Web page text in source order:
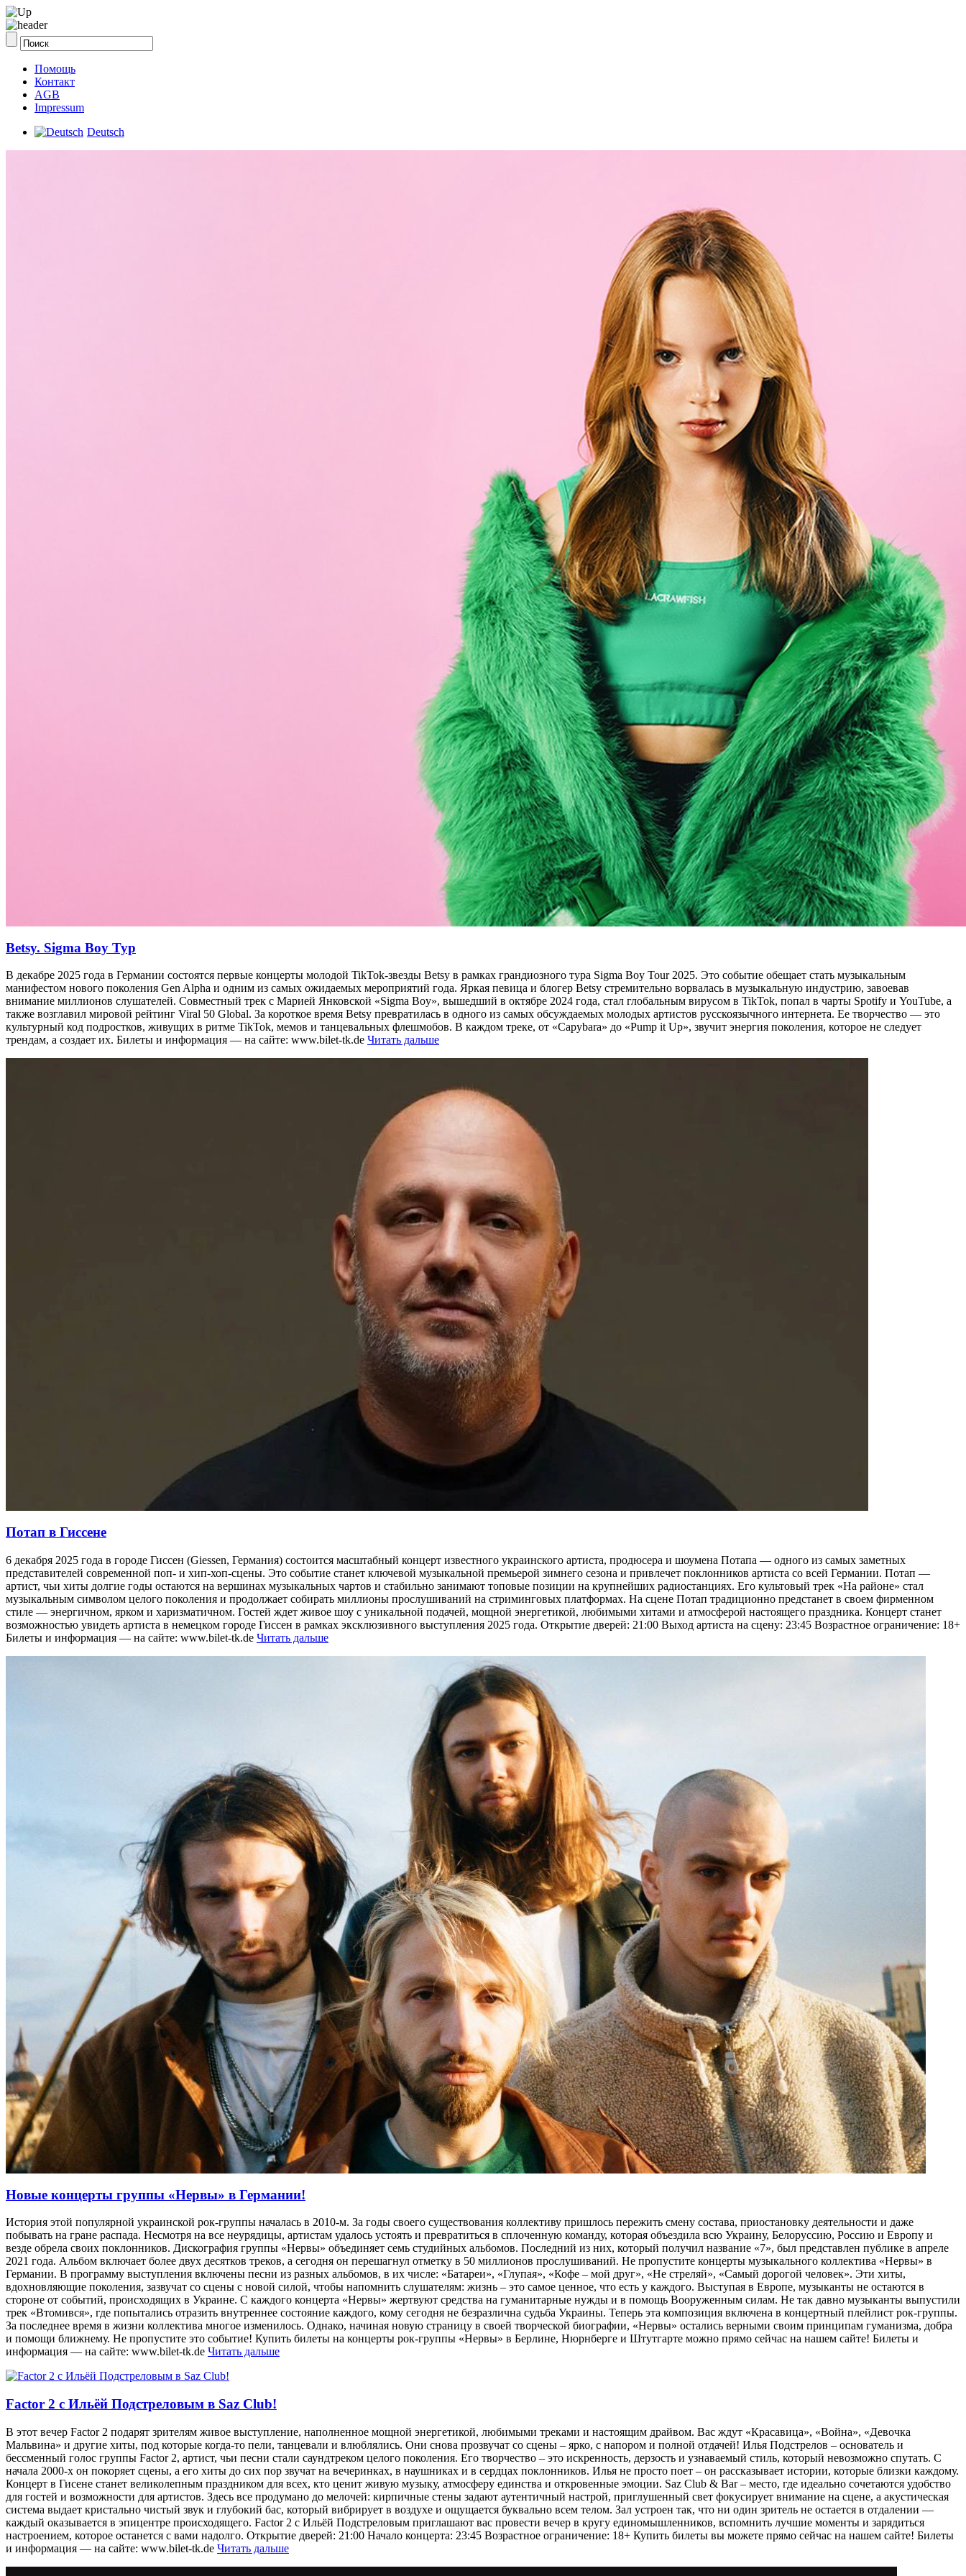
Помощь
Контакт
AGB
Impressum
Deutsch
Betsy. Sigma Boy Тур
В декабре 2025 года в Германии состоятся первые концерты молодой TikTok-звезды Betsy в рамках грандиозного тура Sigma Boy Tour 2025. Это событие обещает стать музыкальным
манифестом нового поколения Gen Alpha и одним из самых ожидаемых мероприятий года. Яркая певица и блогер Betsy стремительно ворвалась в музыкальную индустрию, завоевав
внимание миллионов слушателей. Совместный трек с Марией Янковской «Sigma Boy», вышедший в октябре 2024 года, стал глобальным вирусом в TikTok, попал в чарты Spotify и YouTube, а
также возглавил мировой рейтинг Viral 50 Global. За короткое время Betsy превратилась в одного из самых обсуждаемых молодых артистов русскоязычного интернета. Ее творчество — это
культурный код подростков, живущих в ритме TikTok, мемов и танцевальных флешмобов. В каждом треке, от «Capybara» до «Pump it Up», звучит энергия поколения, которое не следует
трендам, а создает их. Билеты и информация — на сайте: www.bilet-tk.de Читать дальше
Потап в Гиссене
6 декабря 2025 года в городе Гиссен (Giessen, Германия) состоится масштабный концерт известного украинского артиста, продюсера и шоумена Потапа — одного из самых заметных
представителей современной поп- и хип-хоп-сцены. Это событие станет ключевой музыкальной премьерой зимнего сезона и привлечет поклонников артиста со всей Германии. Потап —
артист, чьи хиты долгие годы остаются на вершинах музыкальных чартов и стабильно занимают топовые позиции на крупнейших радиостанциях. Его культовый трек «На районе» стал
музыкальным символом целого поколения и продолжает собирать миллионы прослушиваний на стриминговых платформах. На сцене Потап традиционно предстанет в своем фирменном
стиле — энергичном, ярком и харизматичном. Гостей ждет живое шоу с уникальной подачей, мощной энергетикой, любимыми хитами и атмосферой настоящего праздника. Концерт станет
возможностью увидеть артиста в немецком городе Гиссен в рамках эксклюзивного выступления 2025 года. Открытие дверей: 21:00 Выход артиста на сцену: 23:45 Возрастное ограничение: 18+
Билеты и информация — на сайте: www.bilet-tk.de Читать дальше
Новые концерты группы «Нервы» в Германии!
История этой популярной украинской рок-группы началась в 2010-м. За годы своего существования коллективу пришлось пережить смену состава, приостановку деятельности и даже
побывать на гране распада. Несмотря на все неурядицы, артистам удалось устоять и превратиться в сплоченную команду, которая объездила всю Украину, Белоруссию, Россию и Европу и
везде обрела своих поклонников. Дискография группы «Нервы» объединяет семь студийных альбомов. Последний из них, который получил название «7», был представлен публике в апреле
2021 года. Альбом включает более двух десятков треков, а сегодня он перешагнул отметку в 50 миллионов прослушиваний. Не пропустите концерты музыкального коллектива «Нервы» в
Германии. В программу выступления включены песни из разных альбомов, в их числе: «Батареи», «Глупая», «Кофе – мой друг», «Не стреляй», «Самый дорогой человек». Эти хиты,
вдохновляющие поколения, зазвучат со сцены с новой силой, чтобы напомнить слушателям: жизнь – это самое ценное, что есть у каждого. Выступая в Европе, музыканты не остаются в
стороне от событий, происходящих в Украине. С каждого концерта «Нервы» жертвуют средства на гуманитарные нужды и в помощь Вооруженным силам. Не так давно музыканты выпустили
трек «Втомився», где попытались отразить внутреннее состояние каждого, кому сегодня не безразлична судьба Украины. Теперь эта композиция включена в концертный плейлист рок-группы.
За последнее время в жизни коллектива многое изменилось. Однако, начиная новую страницу в своей творческой биографии, «Нервы» остались верными своим принципам гуманизма, добра
и помощи ближнему. Не пропустите это событие! Купить билеты на концерты рок-группы «Нервы» в Берлине, Нюрнберге и Штутгарте можно прямо сейчас на нашем сайте! Билеты и
информация — на сайте: www.bilet-tk.de Читать дальше
Factor 2 с Ильёй Подстреловым в Saz Club!
В этот вечер Factor 2 подарят зрителям живое выступление, наполненное мощной энергетикой, любимыми треками и настоящим драйвом. Вас ждут «Красавица», «Война», «Девочка
Мальвина» и другие хиты, под которые когда-то пели, танцевали и влюблялись. Они снова прозвучат со сцены – ярко, с напором и полной отдачей! Илья Подстрелов – основатель и
бессменный голос группы Factor 2, артист, чьи песни стали саундтреком целого поколения. Его творчество – это искренность, дерзость и узнаваемый стиль, который невозможно спутать. С
начала 2000-х он покоряет сцены, а его хиты до сих пор звучат на вечеринках, в наушниках и в сердцах поклонников. Илья не просто поет – он рассказывает истории, которые близки каждому.
Концерт в Гисене станет великолепным праздником для всех, кто ценит живую музыку, атмосферу единства и откровенные эмоции. Saz Club & Bar – место, где идеально сочетаются удобство
для гостей и возможности для артистов. Здесь все продумано до мелочей: кирпичные стены задают аутентичный настрой, приглушенный свет фокусирует внимание на сцене, а акустическая
система выдает кристально чистый звук и глубокий бас, который вибрирует в воздухе и ощущается буквально всем телом. Зал устроен так, что ни один зритель не остается в отдалении —
каждый оказывается в эпицентре происходящего. Factor 2 с Ильёй Подстреловым приглашают вас провести вечер в кругу единомышленников, вспомнить лучшие моменты и зарядиться
настроением, которое останется с вами надолго. Открытие дверей: 21:00 Начало концерта: 23:45 Возрастное ограничение: 18+ Купить билеты вы можете прямо сейчас на нашем сайте! Билеты
и информация — на сайте: www.bilet-tk.de Читать дальше